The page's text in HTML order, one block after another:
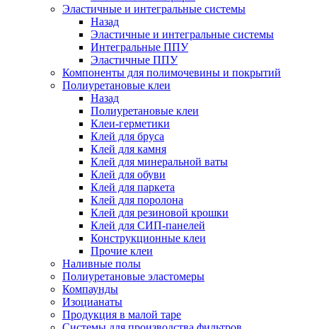
Эластичные и интегральные системы
Назад
Эластичные и интегральные системы
Интегральные ППУ
Эластичные ППУ
Компоненты для полимочевины и покрытий
Полиуретановые клеи
Назад
Полиуретановые клеи
Клеи-герметики
Клей для бруса
Клей для камня
Клей для минеральной ваты
Клей для обуви
Клей для паркета
Клей для поролона
Клей для резиновой крошки
Клей для СИП-панелей
Конструкционные клеи
Прочие клеи
Наливные полы
Полиуретановые эластомеры
Компаунды
Изоцианаты
Продукция в малой таре